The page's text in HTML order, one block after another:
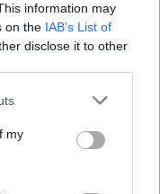
information may
on the IAB’s List of
disclose it to other
one or more Google
You may click to
third-party tags to
in below Google
my
rómeó,Jászapáti ,
életét